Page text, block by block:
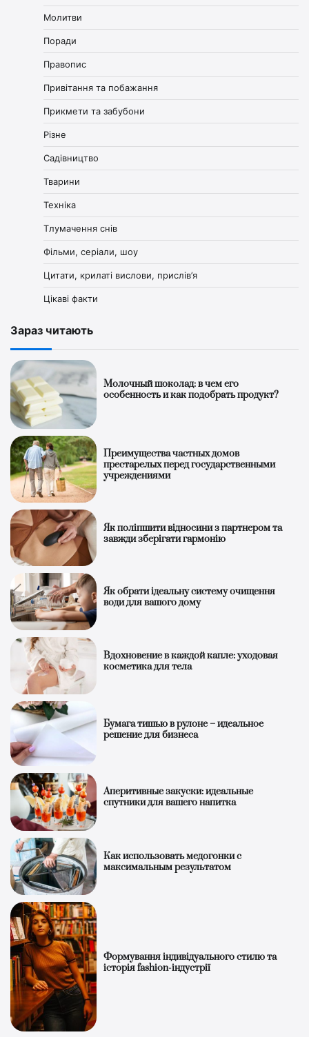
Молитви
Поради
Правопис
Привітання та побажання
Прикмети та забубони
Різне
Садівництво
Тварини
Техніка
Тлумачення снів
Фільми, серіали, шоу
Цитати, крилаті вислови, прислів’я
Цікаві факти
Зараз читають
Молочный шоколад: в чем его
особенность и как подобрать продукт?
Преимущества частных домов
престарелых перед государственными
учреждениями
Як поліпшити відносини з партнером та
завжди зберігати гармонію
Як обрати ідеальну систему очищення
води для вашого дому
Вдохновение в каждой капле: уходовая
косметика для тела
Бумага тишью в рулоне – идеальное
решение для бизнеса
Аперитивные закуски: идеальные
спутники для вашего напитка
Как использовать медогонки с
максимальным результатом
Формування індивідуального стилю та
історія fashion-індустрії